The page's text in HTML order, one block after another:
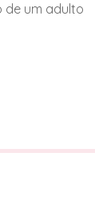
de um adulto